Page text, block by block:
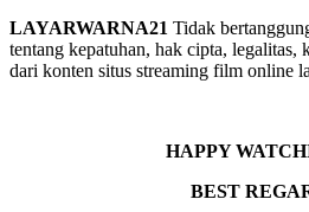
LAYARWARNA21 Tidak
tentang kepatuhan, hak cipta, legalitas,
dari konten situs streaming film online
HAPPY
BEST